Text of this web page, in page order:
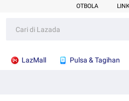
OTBOLA
LazMall Pulsa & Tagihan